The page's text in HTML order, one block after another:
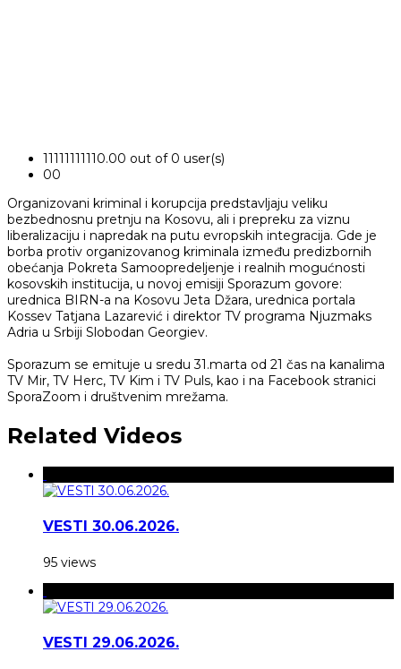
11111111110.00 out of 0 user(s)
00
Organizovani kriminal i korupcija predstavljaju veliku
bezbednosnu pretnju na Kosovu, ali i prepreku za viznu
liberalizaciju i napredak na putu evropskih integracija. Gde je
borba protiv organizovanog kriminala između predizbornih
obećanja Pokreta Samoopredeljenje i realnih mogućnosti
kosovskih institucija, u novoj emisiji Sporazum govore:
urednica BIRN-a na Kosovu Jeta Džara, urednica portala
Kossev Tatjana Lazarević i direktor TV programa Njuzmaks
Adria u Srbiji Slobodan Georgiev.
Sporazum se emituje u sredu 31.marta od 21 čas na kanalima
TV Mir, TV Herc, TV Kim i TV Puls, kao i na Facebook stranici
SporaZoom i društvenim mrežama.
Related Videos
VESTI 30.06.2026.
95 views
VESTI 29.06.2026.